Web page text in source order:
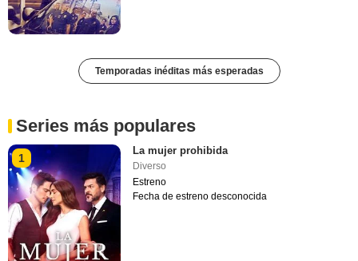
Temporadas inéditas más esperadas
Series más populares
1
La mujer prohibida
Diverso
Estreno
Fecha de estreno desconocida